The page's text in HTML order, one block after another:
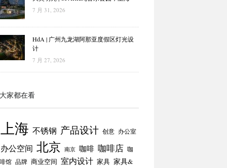
7 月 31, 2026
HdA | 广州九龙湖阿那亚度假区灯光设
计
7 月 27, 2026
家都在看
上海 不锈钢 产品设计 创意 办公室
办公空间 北京 南京 咖啡 咖啡店 咖
馆 品牌 商业空间 室内设计 家具 家具&